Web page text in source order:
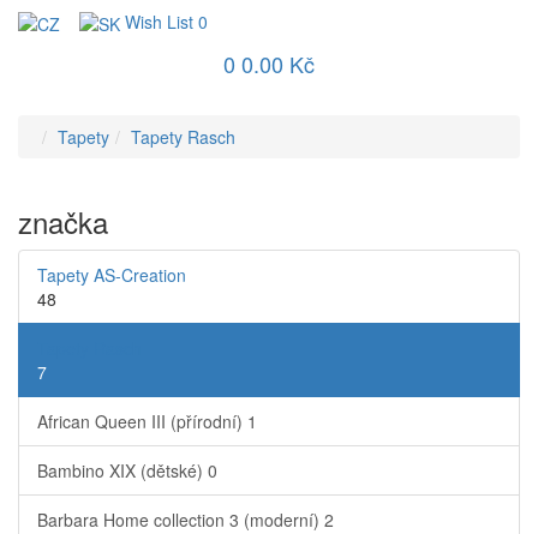
Wish List 0
0 0.00 Kč
Tapety Tapety Rasch
značka
Tapety AS-Creation
48
7
African Queen III (přírodní) 1
Bambino XIX (dětské) 0
Barbara Home collection 3 (moderní) 2